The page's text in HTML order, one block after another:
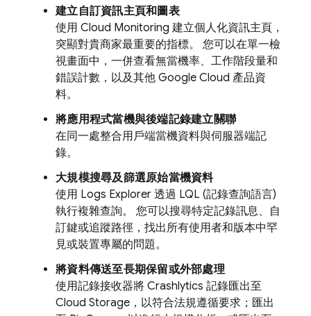
建立自訂資訊主頁和圖表
使用 Cloud Monitoring 建立個人化資訊主頁，
突顯對貴商家最重要的指標。 您可以在單一檢
視畫面中，一併查看無當機率、工作階段量和
錯誤計數，以及其他 Google Cloud 產品資
料。
將應用程式當機與後端記錄建立關聯
在同一處整合用戶端當機資料與伺服器端記
錄。
大規模搜尋及篩選原始當機資料
使用 Logs Explorer 透過 LQL (記錄查詢語言)
執行複雜查詢。 您可以搜尋特定記錄訊息、自
訂鍵或追蹤路徑，找出所有使用者和版本中罕
見或裝置專屬的問題。
將資料傳送至長期保留或外部處理
使用記錄接收器將 Crashlytics 記錄匯出至
Cloud Storage ，以符合法規遵循要求；匯出